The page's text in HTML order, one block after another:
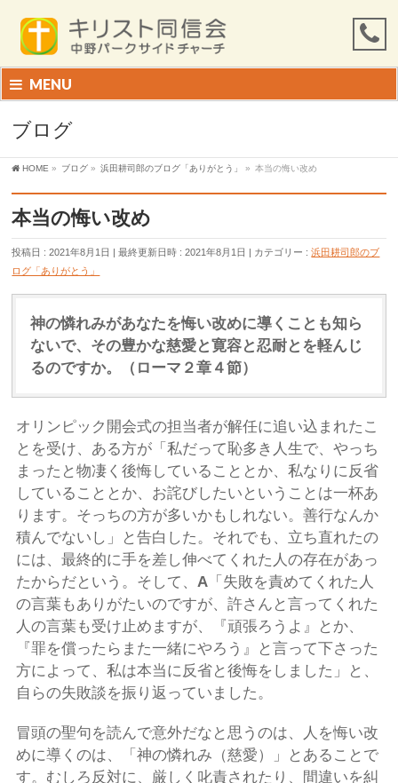
MENU
ブログ
HOME » ブログ » 浜田耕司郎のブログ「ありがとう」 » 本当の悔い改め
本当の悔い改め
投稿日 : 2021年8月1日 最終更新日時 : 2021年8月1日 カテゴリー :浜田耕司郎のブ
ログ「ありがとう」
神の憐れみがあなたを悔い改めに導くことも知ら
ないで、その豊かな慈愛と寛容と忍耐とを軽んじ
るのですか。（ローマ２章４節）
オリンピック開会式の担当者が解任に追い込まれたこ
とを受け、ある方が「私だって恥多き人生で、やっち
まったと物凄く後悔していることとか、私なりに反省
していることとか、お詫びしたいということは一杯あ
ります。そっちの方が多いかもしれない。善行なんか
積んでないし」と告白した。それでも、立ち直れたの
には、最終的に手を差し伸べてくれた人の存在があっ
たからだという。そして、A 「失敗を責めてくれた人
の言葉もありがたいのですが、許さんと言ってくれた
人の言葉も受け止めますが、『頑張ろうよ』とか、
『罪を償ったらまた一緒にやろう』と言って下さった
方によって、私は本当に反省と後悔をしました」と、
自らの失敗談を振り返っていました。
冒頭の聖句を読んで意外だなと思うのは、人を悔い改
めに導くのは、「神の憐れみ（慈愛）」とあることで
す。むしろ反対に、厳しく叱責されたり、間違いを糾